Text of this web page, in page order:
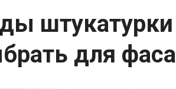
для